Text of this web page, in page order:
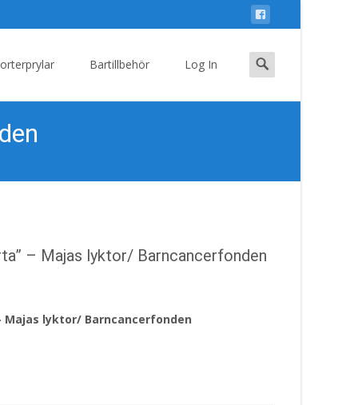
Bartillbehör Log In
Search
for:
– Majas lyktor/ Barncancerfonden
Majas lyktor/ Barncancerfonden